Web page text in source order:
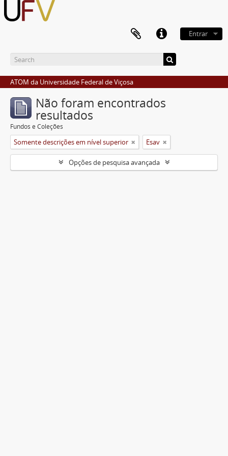
Entrar
ATOM da Universidade Federal de Viçosa
Não foram encontrados
resultados
Fundos e Coleções
Somente descrições em nível superior Esav
Opções de pesquisa avançada